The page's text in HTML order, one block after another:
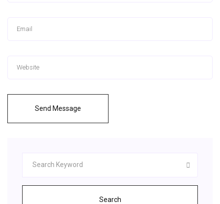
Send Message
Search